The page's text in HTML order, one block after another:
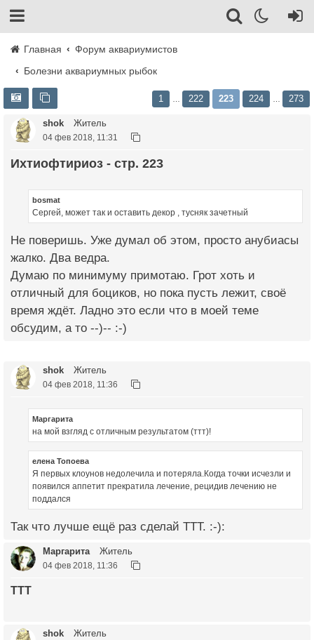
Главная
Форум аквариумистов
Болезни аквариумных рыбок
1 222 223 224 273
shok Житель
04 фев 2018, 11:31
Ихтиофтириоз - стр. 223
bosmat
Сергей, может так и оставить декор , тусняк зачетный
Не поверишь. Уже думал об этом, просто анубиасы
жалко. Два ведра.
Думаю по минимуму примотаю. Грот хоть и
отличный для боциков, но пока пусть лежит, своё
время ждёт. Ладно это если что в моей теме
обсудим, а то --)-- :-)
shok Житель
04 фев 2018, 11:36
Маргарита
на мой взгляд с отличным результатом (ттт)!
елена Топоева
Я первых клоунов недолечила и потеряла.Когда точки исчезли и
появился аппетит прекратила лечение, рецидив лечению не
поддался
Так что лучше ещё раз сделай ТТТ. :-):
Маргарита Житель
04 фев 2018, 11:36
ТТТ
shok Житель